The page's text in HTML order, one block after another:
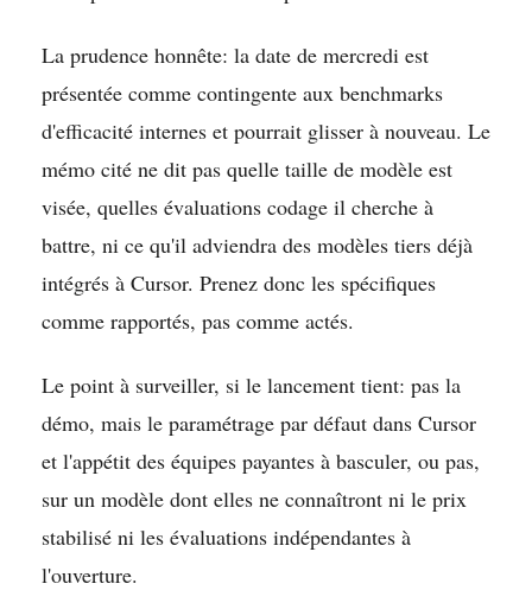
La prudence honnête: la date de mercredi est
présentée comme contingente aux benchmarks
d'efficacité internes et pourrait glisser à nouveau. Le
mémo cité ne dit pas quelle taille de modèle est
visée, quelles évaluations codage il cherche à
battre, ni ce qu'il adviendra des modèles tiers déjà
intégrés à Cursor. Prenez donc les spécifiques
comme rapportés, pas comme actés.
Le point à surveiller, si le lancement tient: pas la
démo, mais le paramétrage par défaut dans Cursor
et l'appétit des équipes payantes à basculer, ou pas,
sur un modèle dont elles ne connaîtront ni le prix
stabilisé ni les évaluations indépendantes à
l'ouverture.